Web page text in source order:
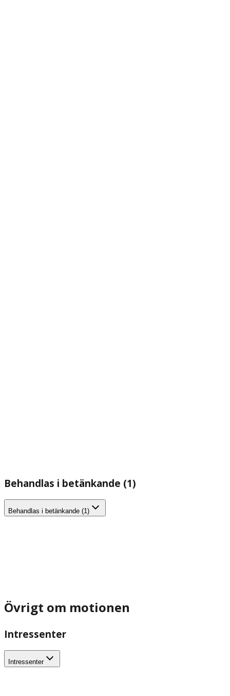
Behandlas i betänkande (1)
Behandlas i betänkande (1)
Övrigt om motionen
Intressenter
Intressenter